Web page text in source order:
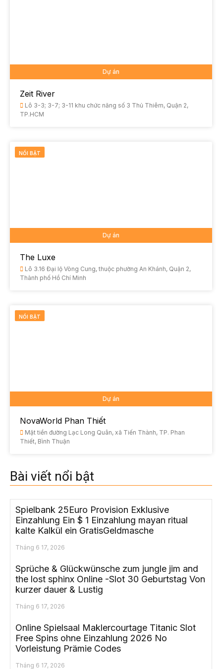
Dự án
Zeit River
Lô 3-3; 3-7; 3-11 khu chức năng số 3 Thủ Thiêm, Quận 2,
TP.HCM
NỔI BẬT
Dự án
The Luxe
Lô 3.16 Đại lộ Vòng Cung, thuộc phường An Khánh, Quận 2,
Thành phố Hồ Chí Minh
NỔI BẬT
Dự án
NovaWorld Phan Thiết
Mặt tiền đường Lạc Long Quân, xã Tiến Thành, TP. Phan
Thiết, Bình Thuận
Bài viết nổi bật
Spielbank 25Euro Provision Exklusive
Einzahlung Ein $ 1 Einzahlung mayan ritual
kalte Kalkül ein GratisGeldmasche
Tháng 6 17, 2026
Sprüche & Glückwünsche zum jungle jim and
the lost sphinx Online -Slot 30 Geburtstag Von
kurzer dauer & Lustig
Tháng 6 17, 2026
Online Spielsaal Maklercourtage Titanic Slot
Free Spins ohne Einzahlung 2026 No
Vorleistung Prämie Codes
Tháng 6 17, 2026